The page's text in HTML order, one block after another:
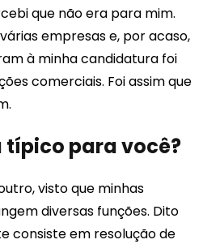
que não era para mim.
empresas e, por acaso,
à minha candidatura foi
comerciais. Foi assim que
típico para você?
visto que minhas
diversas funções. Dito
consiste em resolução de